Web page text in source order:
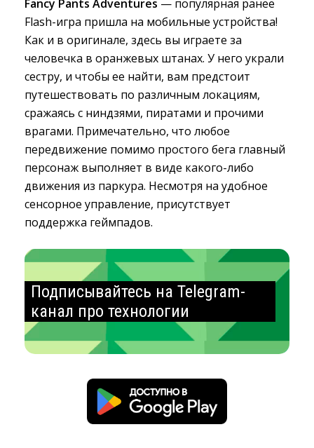
Fancy Pants Adventures — популярная ранее
Flash-игра пришла на мобильные устройства!
Как и в оригинале, здесь вы играете за
человечка в оранжевых штанах. У него украли
сестру, и чтобы ее найти, вам предстоит
путешествовать по различным локациям,
сражаясь с ниндзями, пиратами и прочими
врагами. Примечательно, что любое
передвижение помимо простого бега главный
персонаж выполняет в виде какого-либо
движения из паркура. Несмотря на удобное
сенсорное управление, присутствует
поддержка геймпадов.
Подписывайтесь на Telegram-
канал про технологии